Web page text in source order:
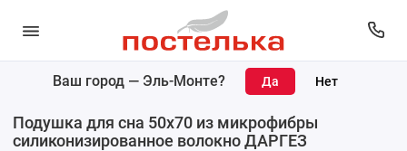
Ваш город — Эль-Монте?
Подушка для сна 50х70 из микрофибры
силиконизированное волокно ДАРГЕЗ